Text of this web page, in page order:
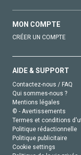
MON COMPTE
CRÉER UN COMPTE
AIDE & SUPPORT
Contactez-nous / FAQ
Qui sommes-nous ?
Mentions légales
© - Avertissements
Termes et conditions
Politique rédactionnelle
Politique publicitaire
Cookie settings